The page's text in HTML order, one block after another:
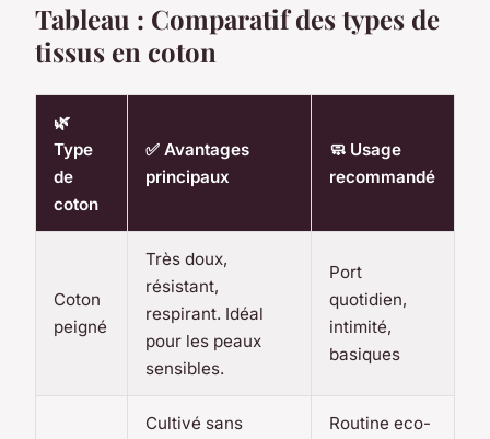
Tableau : Comparatif des types de
tissus en coton
🌿
Type
de
coton
✅ Avantages
principaux
🧼 Usage
recommandé
Coton
peigné
Très doux,
résistant,
respirant. Idéal
pour les peaux
sensibles.
Port
quotidien,
intimité,
basiques
Cultivé sans
Routine eco-